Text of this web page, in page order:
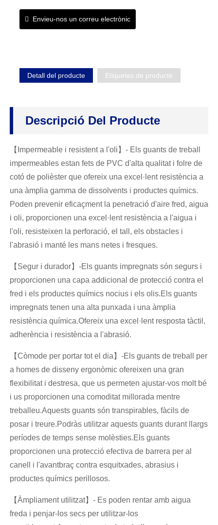
Envieu-nos un correu electrònic
Detall del producte Etiquetes de producte
Descripció Del Producte
【Impermeable i resistent a l'oli】- Els guants de treball
impermeables estan fets de PVC d'alta qualitat i folre de
cotó de polièster que ofereix una excel·lent resistència a
una àmplia gamma de dissolvents i productes químics.
Poden prevenir eficaçment la penetració d'aire fred, aigua
i oli, proporcionen una excel·lent resistència a l'aigua i
l'oli, resisteixen la perforació, el tall, els obstacles i
l'abrasió i manté les mans netes i fresques.
【Segur i durador】-Els guants impregnats són segurs i
proporcionen una capa addicional de protecció contra el
fred i els productes químics nocius i els olis.Els guants
impregnats tenen una alta punxada i una àmplia
resistència química.Ofereix una excel·lent resposta tàctil,
adherència i resistència a l'abrasió.
【Còmode per portar tot el dia】-Els guants de treball per
a homes de disseny ergonòmic ofereixen una gran
flexibilitat i destresa, que us permeten ajustar-vos molt bé
i us proporcionen una comoditat millorada mentre
treballeu.Aquests guants són transpirables, fàcils de
posar i treure.Podràs utilitzar aquests guants durant llargs
períodes de temps sense molèsties.Els guants
proporcionen una protecció efectiva de barrera per al
canell i l'avantbraç contra esquitxades, abrasius i
productes químics perillosos.
【Àmpliament utilitzat】- Es poden rentar amb aigua
freda i penjar-los secs per utilitzar-los